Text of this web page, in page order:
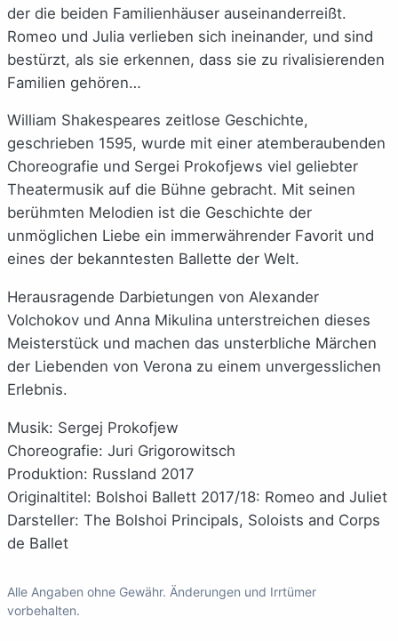
der die beiden Familienhäuser auseinanderreißt.
Romeo und Julia verlieben sich ineinander, und sind
bestürzt, als sie erkennen, dass sie zu rivalisierenden
Familien gehören…
William Shakespeares zeitlose Geschichte,
geschrieben 1595, wurde mit einer atemberaubenden
Choreografie und Sergei Prokofjews viel geliebter
Theatermusik auf die Bühne gebracht. Mit seinen
berühmten Melodien ist die Geschichte der
unmöglichen Liebe ein immerwährender Favorit und
eines der bekanntesten Ballette der Welt.
Herausragende Darbietungen von Alexander
Volchokov und Anna Mikulina unterstreichen dieses
Meisterstück und machen das unsterbliche Märchen
der Liebenden von Verona zu einem unvergesslichen
Erlebnis.
Musik: Sergej Prokofjew
Choreografie: Juri Grigorowitsch
Produktion: Russland 2017
Originaltitel: Bolshoi Ballett 2017/18: Romeo and Juliet
Darsteller: The Bolshoi Principals, Soloists and Corps
de Ballet
Alle Angaben ohne Gewähr. Änderungen und Irrtümer
vorbehalten.